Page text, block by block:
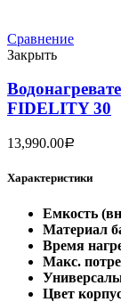
Сравнение
Закрыть
FIDELITY 30
13,990.00Р
Характеристики
Емкость
Материал
Время
Макс.
Цвет